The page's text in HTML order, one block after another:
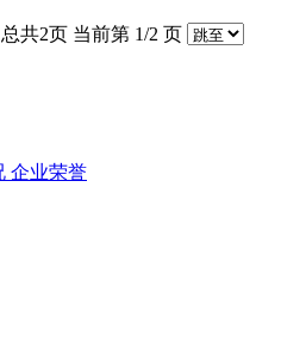
总共2页 当前第 1/2 页
企业荣誉